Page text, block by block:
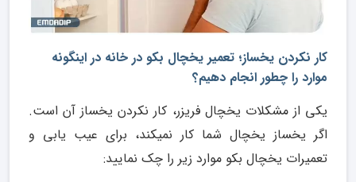
کار نکردن یخساز؛ تعمیر یخچال بکو در خانه در اینگونه
موارد را چطور انجام دهیم؟
یکی از مشکلات یخچال فریزر، کار نکردن یخساز آن است.
اگر یخساز یخچال شما کار نمیکند، برای عیب یابی و
تعمیرات یخچال بکو موارد زیر را چک نمایید: